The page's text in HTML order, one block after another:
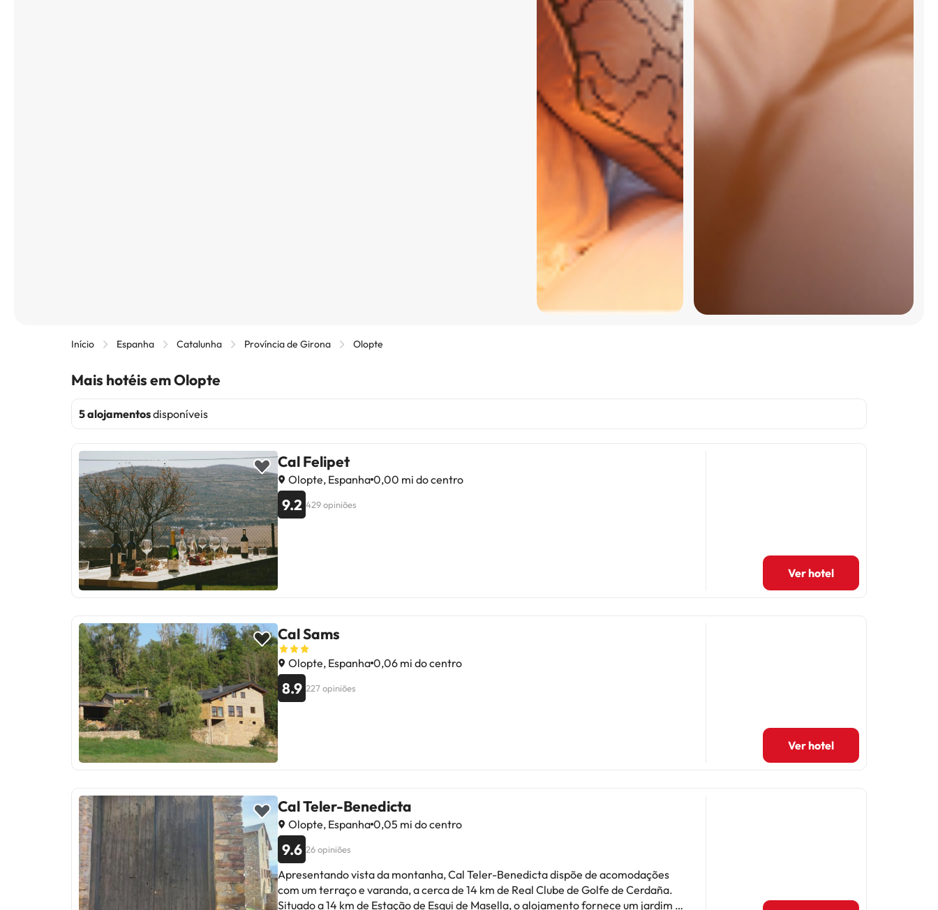
Início Espanha Catalunha Província de Girona Olopte
Mais hotéis em Olopte
5 alojamentosdisponíveis
Cal Felipet
Olopte, Espanha 0,00 mi do centro
9.2 429 opiniões
Ver hotel
Cal Sams
Olopte, Espanha 0,06 mi do centro
8.9 227 opiniões
Ver hotel
Cal Teler-Benedicta
Olopte, Espanha 0,05 mi do centro
9.6 26 opiniões
Apresentando vista da montanha, Cal Teler-Benedicta dispõe de acomodações
com um terraço e varanda, a cerca de 14 km de Real Clube de Golfe de Cerdaña.
Situado a 14 km de Estação de Esqui de Masella, o alojamento fornece um jardim e